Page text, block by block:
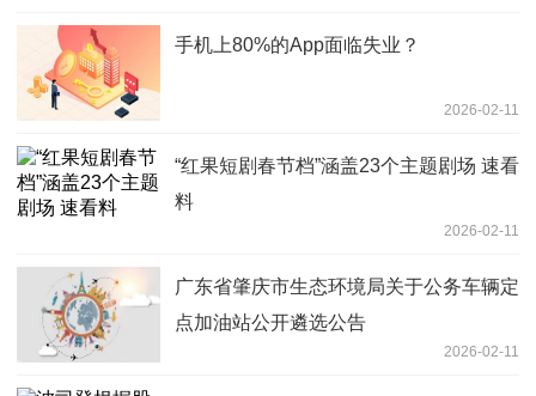
手机上80%的App面临失业？
2026-02-11
​“红果短剧春节档”涵盖23个主题剧场 速看
料
2026-02-11
广东省肇庆市生态环境局关于公务车辆定
点加油站公开遴选公告
2026-02-11